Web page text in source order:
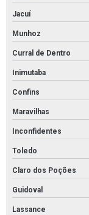
Jacuí
Munhoz
Curral de Dentro
Inimutaba
Confins
Maravilhas
Inconfidentes
Toledo
Claro dos Poções
Guidoval
Lassance